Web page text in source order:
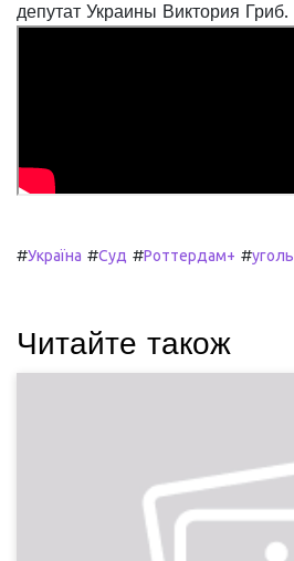
депутат Украины Виктория Гриб.
#Україна #Суд #Роттердам+ #уголь
Читайте також